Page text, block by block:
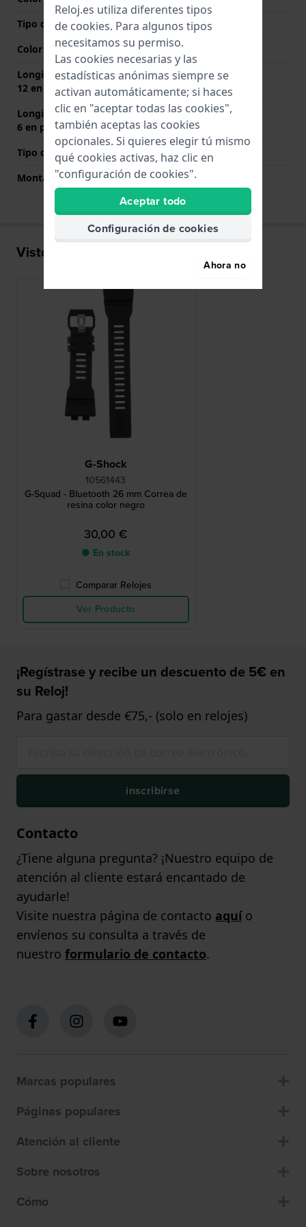
Tipo de cierre
Hebilla
Color del cierre
Negro
Longitud de la correa a las
12 en punto (mm)
80 mm
Longitud de la correa a las
6 en punto (mm)
130 mm
Tipo de montaje
Pasadores de resorte
Montaje Recto
No
Visto recientemente
G-Shock
10561443
G-Squad - Bluetooth 26 mm Correa de
resina color negro
30,00 €
● En stock
Comparar Relojes
Ver Producto
¡Regístrase y recibe un descuento de 5€ en
su Reloj!
Para gastar desde €75,- (solo en relojes)
inscribirse
Contacto
¿Tiene alguna pregunta? ¡Nuestro equipo de
atención al cliente estará encantado de
ayudarle!
Visite nuestra página de contacto aquío
envíenos su consulta a través de
nuestro formulario de contacto.
Marcas populares
Páginas populares
Atención al cliente
Sobre nosotros
Cómo
Reloj.es utiliza diferentes tipos
de cookies. Para algunos tipos
necesitamos su permiso.
Las cookies necesarias y las
estadísticas anónimas siempre se
activan automáticamente; si haces
clic en "aceptar todas las cookies",
también aceptas las cookies
opcionales. Si quieres elegir tú mismo
qué cookies activas, haz clic en
"configuración de cookies".
Aceptar todo
Configuración de cookies
Ahora no